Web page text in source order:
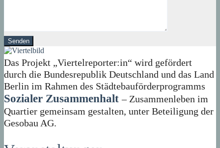
Das Projekt „Viertelreporter:in“ wird gefördert
durch die Bundesrepublik Deutschland und das Land
Berlin im Rahmen des Städtebauförderprogramms
Sozialer Zusammenhalt – Zusammenleben im
Quartier gemeinsam gestalten, unter Beteiligung der
Gesobau AG.